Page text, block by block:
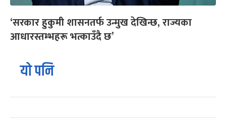
‘सरकार हुकुमी शासनतर्फ उन्मुख देखिन्छ, राज्यका
आधारस्तम्भहरू भत्काउँदै छ’
यो पनि